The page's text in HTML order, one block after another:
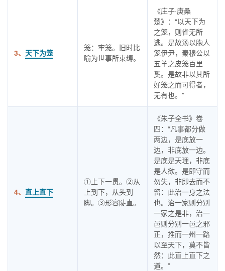
3、 天下为笼
笼：牢笼。旧时比
喻为世事所束缚。
《庄子·庚桑
楚》：“以天下为
之笼，则雀无所
逃。是故汤以胞人
笼伊尹，秦穆公以
五羊之皮笼百里
奚。是故非以其所
好笼之而可得者，
无有也。”
4、 直上直下
①上下一贯。②从
上到下，从头到
脚。③形容陡直。
《朱子全书》卷
四：“凡事都分做
两边，是底放一
边，非底放一边。
是底是天理，非底
是人欲。是即守而
勿失，非即去而不
留：此治一身之法
也。治一家则分别
一家之是非，治一
邑则分别一邑之邪
正，推而一州一路
以至天下，莫不皆
然：此直上直下之
道。”